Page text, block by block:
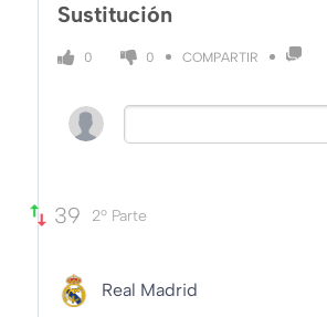
Sustitución
0 0 COMPARTIR
39 2º Parte
Real Madrid